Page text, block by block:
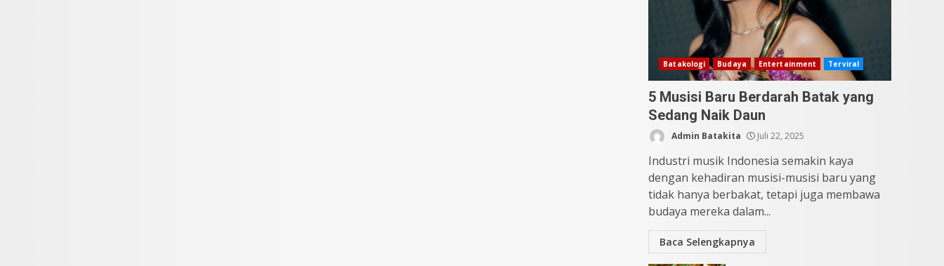
4
Datu Batak: Misteri Tanah
Batak Terungkap!
Juni 11, 2026
5
10 Kontroversial Orang
Batak Sering Jadi
Perdebatan
Batakologi Budaya Entertainment Terviral
5 Musisi Baru Berdarah Batak yang
Sedang Naik Daun
Admin Batakita Juli 22, 2025
Industri musik Indonesia semakin kaya
dengan kehadiran musisi-musisi baru yang
tidak hanya berbakat, tetapi juga membawa
budaya mereka dalam...
Baca Selengkapnya